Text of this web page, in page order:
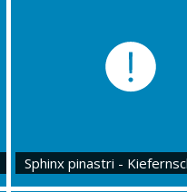
Sphinx pinastri -